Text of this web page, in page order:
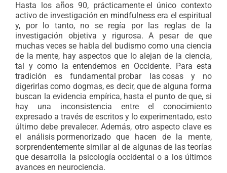
Hasta los años 90, prácticamente. el único contexto
activo de investigación en mindfulness era el espiritual
y, por lo tanto, no se regía por las reglas de la
investigación objetiva y rigurosa. A pesar de que
muchas veces se habla del budismo como una ciencia
de la mente, hay aspectos que lo alejan de la ciencia,
tal y como la entendemos en Occidente. Para esta
tradición es fundamental probar las. cosas y no
digerirlas como dogmas, es decir, que de alguna forma
buscan la evidencia empírica, hasta el punto de que, si
hay una inconsistencia entre el conocimiento
expresado a través de escritos y lo experimentado, esto
último debe prevalecer. Además, otro aspecto clave es
el análisis. pormenorizado que hacen de la mente,
sorprendentemente similar al de algunas de las teorías
que desarrolla la psicología occidental o a los últimos
avances en neurociencia.